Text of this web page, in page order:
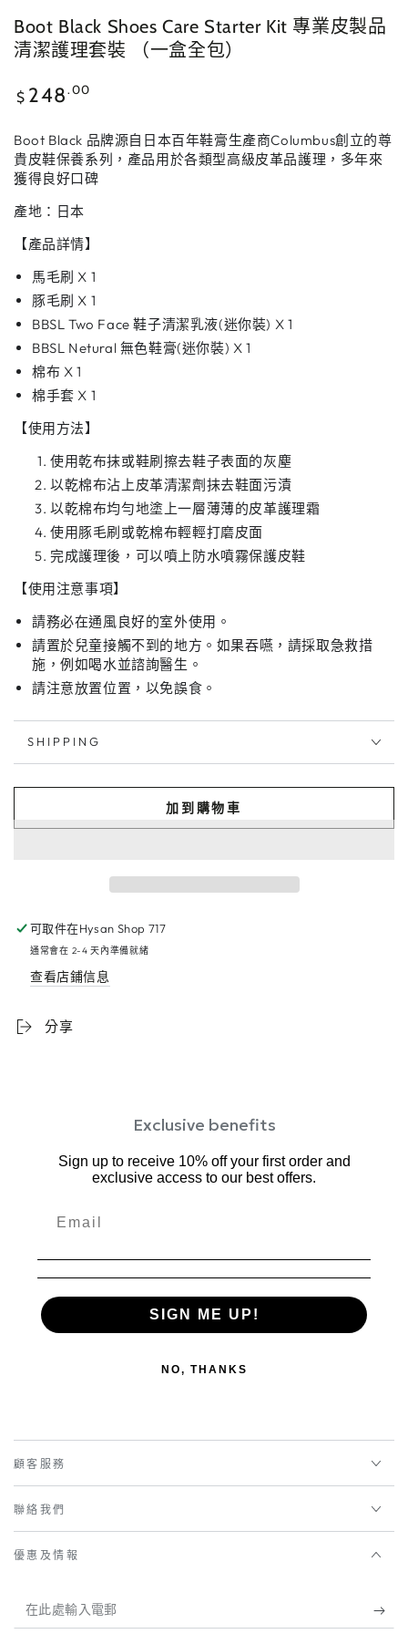
Boot Black Shoes Care Starter Kit 專業皮製品
清潔護理套裝 （一盒全包）
正
常
格
$ 248 .00
Boot Black 品牌源自日本百年鞋膏生產商Columbus創立的尊
貴皮鞋保養系列，產品用於各類型高級皮革品護理，多年來
獲得良好口碑
產地：日本
【產品詳情】
馬毛刷 X 1
豚毛刷 X 1
BBSL Two Face 鞋子清潔乳液(迷你裝) X 1
BBSL Netural 無色鞋膏(迷你裝) X 1
棉布 X 1
棉手套 X 1
【使用方法】
使用乾布抹或鞋刷擦去鞋子表面的灰塵
以乾棉布沾上皮革清潔劑抹去鞋面污漬
以乾棉布均勻地塗上一層薄薄的皮革護理霜
使用豚毛刷或乾棉布輕輕打磨皮面
完成護理後，可以噴上防水噴霧保護皮鞋
【使用注意事項】
請務必在通風良好的室外使用。
請置於兒童接觸不到的地方。如果吞嚥，請採取急救措
施，例如喝水並諮詢醫生。
請注意放置位置，以免誤食。
SHIPPING
加到購物車
可取件在Hysan Shop 717
通常會在 2-4 天內準備就緒
查看店鋪信息
分享
Exclusive benefits
Sign up to receive 10% off your first order and
exclusive access to our best offers.
SIGN ME UP!
NO, THANKS
顧客服務
聯絡我們
優惠及情報
在
UNLOCK 10% OFF
Sign up to receive 10% off your first order and
exclusive access to our best offers.
SIGN ME UP!
NO, THANKS